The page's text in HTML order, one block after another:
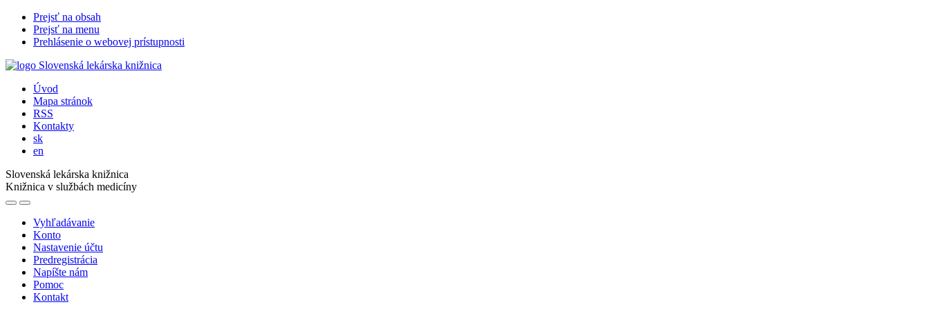
Prejsť na obsah
Prejsť na menu
Prehlásenie o webovej prístupnosti
Úvod
Mapa stránok
RSS
Kontakty
sk
en
Slovenská lekárska knižnica
Knižnica v službách medicíny
Vyhľadávanie
Konto
Nastavenie účtu
Predregistrácia
Napíšte nám
Pomoc
Kontakt